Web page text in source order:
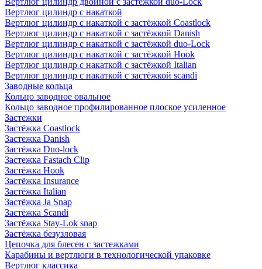
Вертлюг цилиндр с накаткой
Вертлюг цилиндр с накаткой с застёжкой Coastlock
Вертлюг цилиндр с накаткой с застёжкой Danish
Вертлюг цилиндр с накаткой с застёжкой duo-Lock
Вертлюг цилиндр с накаткой с застёжкой Hook
Вертлюг цилиндр с накаткой с застёжкой Italian
Вертлюг цилиндр с накаткой с застёжкой scandi
Заводные кольца
Кольцо заводное овальное
Кольцо заводное профилированное плоское усиленное
Застежки
Застёжка Coastlock
Застежка Danish
Застёжка Duo-lock
Застежка Fastach Clip
Застёжка Hook
Застёжка Insurance
Застёжка Italian
Застёжка Ja Snap
Застёжка Scandi
Застёжка Stay-Lok snap
Застёжка безузловая
Цепочка для блесен с застежками
Карабины и вертлюги в технологической упаковке
Вертлюг классика